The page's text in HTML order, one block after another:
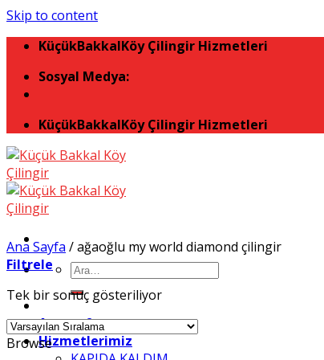
Skip to content
KüçükBakkalKöy Çilingir Hizmetleri
Sosyal Medya:
KüçükBakkalKöy Çilingir Hizmetleri
Anasayfa
Hizmetlerimiz
Ana Sayfa /ağaoğlu my world diamond çilingir
Filtrele
Tek bir sonuç gösteriliyor
Browse